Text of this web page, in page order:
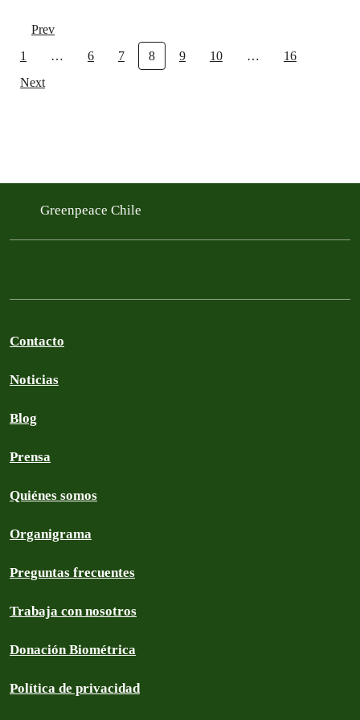
Prev
1
… 6 7 8 9 10 …
16
Next
Greenpeace Chile
Contacto
Noticias
Blog
Prensa
Quiénes somos
Organigrama
Preguntas frecuentes
Trabaja con nosotros
Donación Biométrica
Política de privacidad